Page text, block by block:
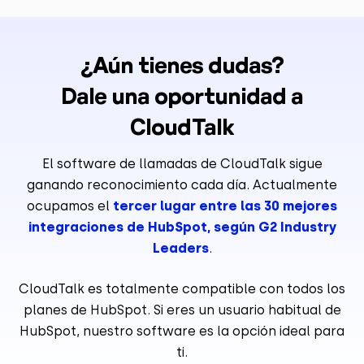
¿Aún tienes dudas?
Dale una oportunidad a
CloudTalk
El software de llamadas de CloudTalk sigue
ganando reconocimiento cada día. Actualmente
ocupamos el tercer lugar entre las 30 mejores
integraciones de HubSpot, según G2 Industry
Leaders.
CloudTalk es totalmente compatible con todos los
planes de HubSpot. Si eres un usuario habitual de
HubSpot, nuestro software es la opción ideal para
ti.